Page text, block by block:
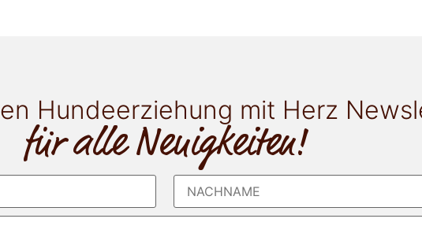
Hundeerziehung mit Herz
für alle Neuigkeiten!